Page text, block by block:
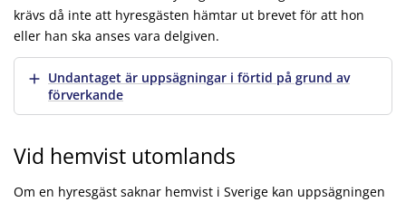
krävs då inte att hyresgästen hämtar ut brevet för att hon
eller han ska anses vara delgiven.
Visa merUndantaget är uppsägningar i förtid på grund av
förverkande
Vid hemvist utomlands
Om en hyresgäst saknar hemvist i Sverige kan uppsägningen